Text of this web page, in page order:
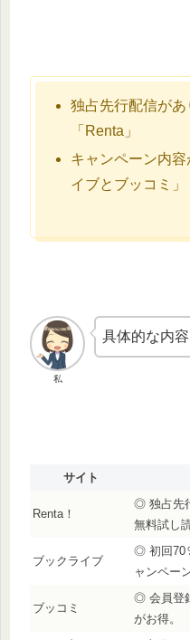
独占先行配信が
「Renta」
キャンペーン内
イブとブッコミ」
私
具体的な内
サイト
Renta！
◎ 独占先
無料試し
ブックライブ
◎ 初回70
ャンペー
ブッコミ
◎ 会員登
がお得。